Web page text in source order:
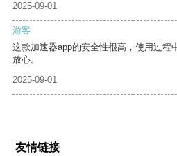
2025-09-01
游客
这款加速器app的安全性很高，使用过程
放心。
2025-09-01
友情链接